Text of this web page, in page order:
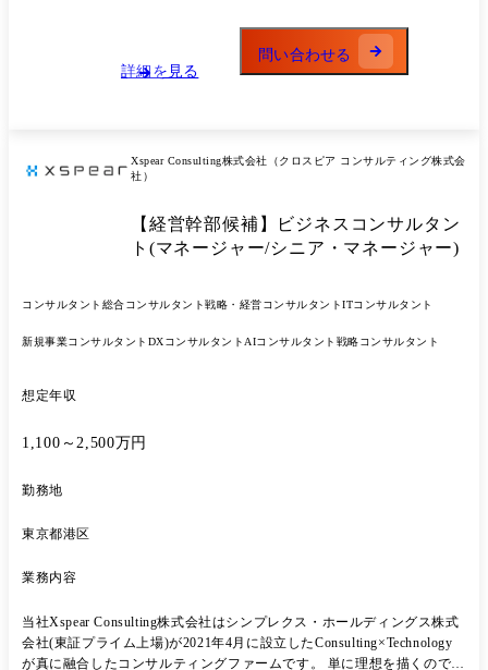
トナー企業様から顧客をご紹介をいただくための関係構築・提案の実行
●各営業所との関係性構築、代理店育成の仕組み作り ●各企業ごとのキ
語化・横展開への参加
がある方。 ※本ポジションは 訪問・対面を中心とした関係構築と、支
詳細を見る
問い合わせる
Xspear Consulting株式会社（クロスピア コンサルティング株式会
社）
【経営幹部候補】ビジネスコンサルタン
ト(マネージャー/シニア・マネージャー)
コンサルタント 総合コンサルタント戦略・経営コンサルタントITコンサルタント
新規事業コンサルタント DXコンサルタント AIコンサルタント 戦略コンサルタント
想定年収
1,100～2,500万円
勤務地
東京都港区
業務内容
当社Xspear Consulting株式会社はシンプレクス・ホールディングス株式
会社(東証プライム上場)が2021年4月に設立したConsulting×Technology
が真に融合したコンサルティングファームです。 単に理想を描くのでは